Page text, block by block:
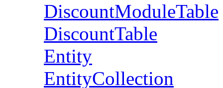
DiscountModuleTable
DiscountTable
Entity
EntityCollection